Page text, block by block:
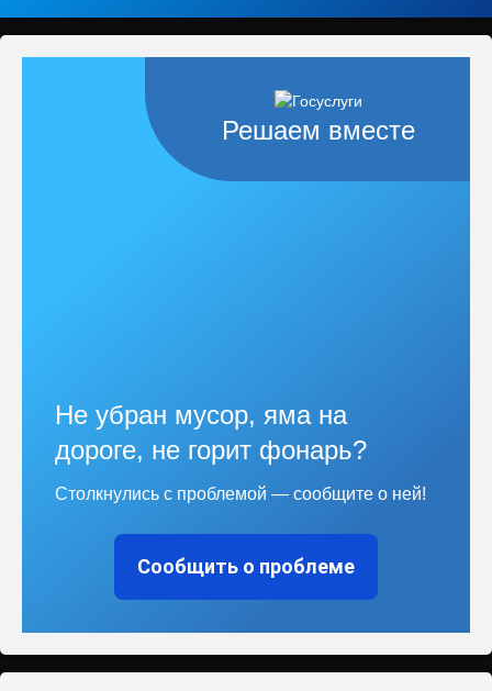
Решаем вместе
Не убран мусор, яма на
дороге, не горит фонарь?
Столкнулись с проблемой — сообщите о ней!
Сообщить о проблеме